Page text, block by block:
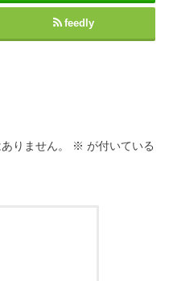
feedly
りません。 ※ が付いている